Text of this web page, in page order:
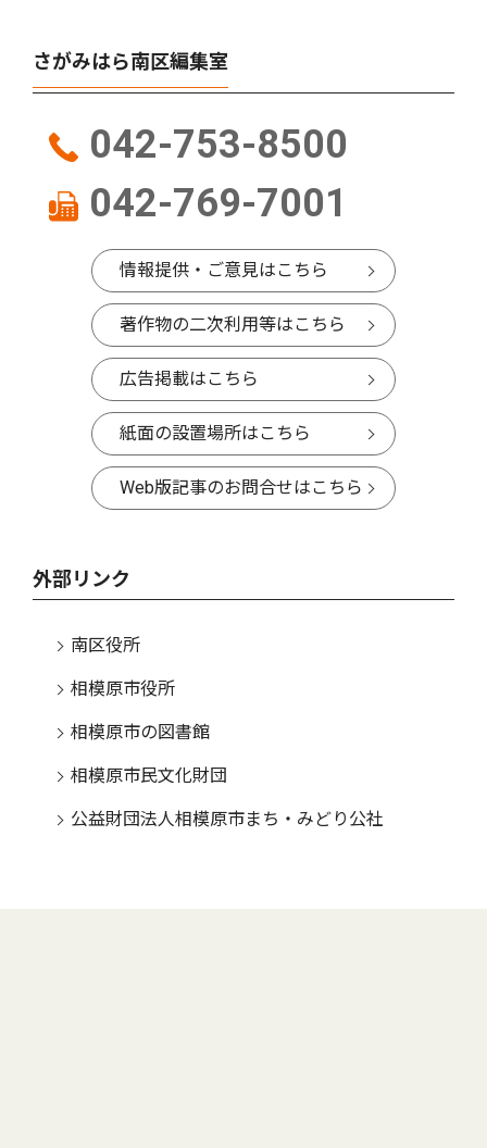
さがみはら南区編集室
042-753-8500
042-769-7001
情報提供・ご意見はこちら
著作物の二次利用等はこちら
広告掲載はこちら
紙面の設置場所はこちら
Web版記事のお問合せはこちら
外部リンク
南区役所
相模原市役所
相模原市の図書館
相模原市民文化財団
公益財団法人相模原市まち・みどり公社